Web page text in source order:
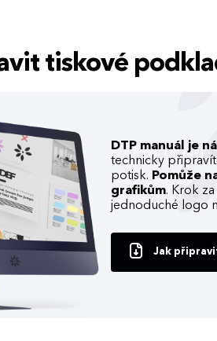
tiskové
DTP manuál je
technicky
potisk. Pomůže
grafikům. Krok
jednoduché logo
Jak